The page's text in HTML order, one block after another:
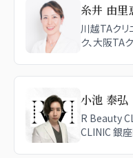
CLINIC（エ
糸井 由里
川越TAクリ
ク、大阪TA
小池 泰弘
R Beauty
CLINIC 銀座